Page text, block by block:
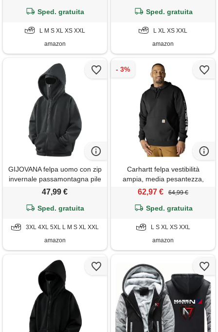
Sped. gratuita
L M S XL XS XXL
amazon
Sped. gratuita
L XL XS XXL
amazon
GIJOVANA felpa uomo con zip
invernale passamontagna pile
giacca hip hop
47,99 €
Sped. gratuita
3XL 4XL 5XL L M S XL XXL
amazon
Carhartt felpa vestibilità
ampia, media pesantezza,
uomo, nero, xl
62,97 € 64,99 €
Sped. gratuita
L S XL XS XXL
amazon